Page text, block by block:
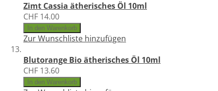
Zimt Cassia ätherisches Öl 10ml
CHF 14.00
In den Warenkorb
Zur Wunschliste hinzufügen
Blutorange Bio ätherisches Öl 10ml
CHF 13.60
In den Warenkorb